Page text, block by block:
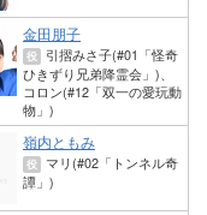
金田朋子
役
引摺みさ子(#01「怪奇
ひきずり兄弟降霊会」)、
コロン(#12「双一の愛玩動
物」)
嶺内ともみ
役
マリ(#02「トンネル奇
譚」)